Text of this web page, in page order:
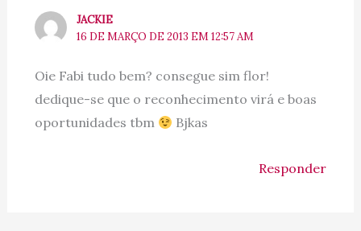
JACKIE
16 DE MARÇO DE 2013 EM 12:57 AM
Oie Fabi tudo bem? consegue sim flor!
dedique-se que o reconhecimento virá e boas
oportunidades tbm
Bjkas
Responder